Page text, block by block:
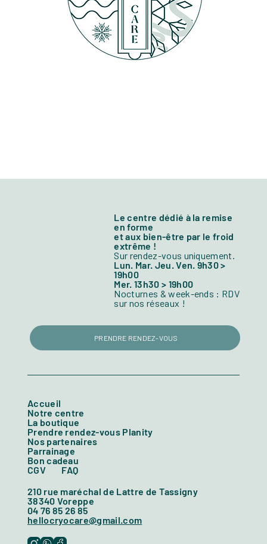
Le centre dédié à la remise
en forme
et aux bien-être par le froid
extrême !
Sur rendez-vous uniquement.
Lun. Mar. Jeu. Ven. 9h30 >
19h00
Mer. 13h30 > 19h00
Nocturnes & week-ends : RDV
sur nos réseaux !
PRENDRE RENDEZ-VOUS
210 rue maréchal de Lattre de Tassigny
38340 Voreppe
04 76 85 26 85
hellocryocare@gmail.com
Accueil
Notre centre
La boutique
Prendre rendez-vous Planity
Nos partenaires
Parrainage
Bon cadeau
CGV
FAQ